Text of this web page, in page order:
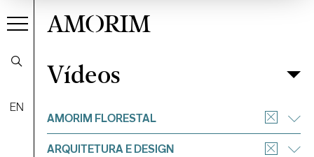
EN
AMORIM
VídeosFiltrar
Vídeos
AMORIM FLORESTAL
ARQUITETURA E DESIGN